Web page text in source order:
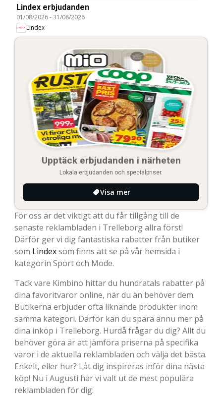
Lindex erbjudanden
01/08/2026-31/08/2026
Lindex
Upptäck erbjudanden i närheten
Lokala erbjudanden och specialpriser.
Visa mer
För oss är det viktigt att du får tillgång till de
senaste reklambladen i Trelleborg allra först!
Därför ger vi dig fantastiska rabatter från butiker
som Lindexsom finns att se på vår hemsida i
kategorin Sport och Mode.
Tack vare Kimbino hittar du hundratals rabatter på
dina favoritvaror online, när du än behöver dem.
Butikerna erbjuder ofta liknande produkter inom
samma kategori. Därför kan du spara ännu mer på
dina inköp i Trelleborg. Hurdå frågar du dig? Allt du
behöver göra är att jämföra priserna på specifika
varor i de aktuella reklambladen och välja det bästa.
Enkelt, eller hur? Låt dig inspireras inför dina nästa
köp! Nu i Augusti har vi valt ut de mest populära
reklambladen för dig: